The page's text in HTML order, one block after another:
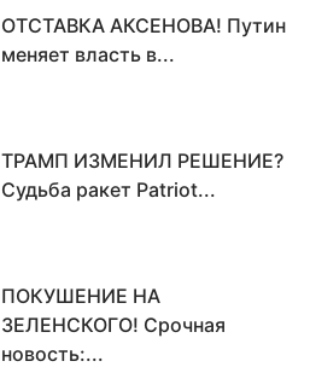
ОТСТАВКА АКСЕНОВА! Путин
меняет власть в...
ТРАМП ИЗМЕНИЛ РЕШЕНИЕ?
Судьба ракет Patriot...
ПОКУШЕНИЕ НА
ЗЕЛЕНСКОГО! Срочная
новость:...